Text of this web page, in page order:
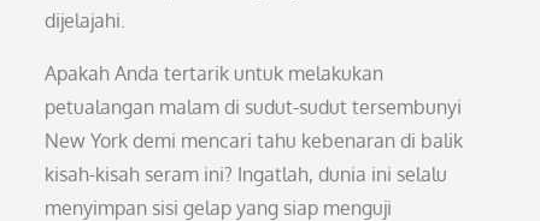
dijelajahi.
Apakah Anda tertarik untuk melakukan
petualangan malam di sudut-sudut tersembunyi
New York demi mencari tahu kebenaran di balik
kisah-kisah seram ini? Ingatlah, dunia ini selalu
menyimpan sisi gelap yang siap menguji